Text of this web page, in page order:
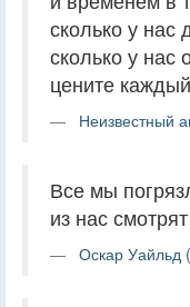
сколько у нас
сколько у нас
цените
Неизвестный
Все мы
из нас
Оскар Уайльд